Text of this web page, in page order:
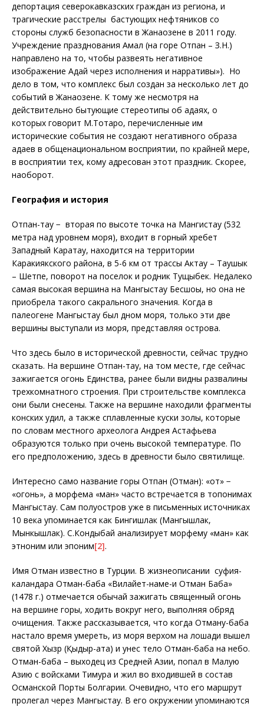
депортация северокавказских граждан из региона, и
трагические расстрелы бастующих нефтяников со
стороны служб безопасности в Жанаозене в 2011 году.
Учреждение празднования Амал (на горе Отпан – З.Н.)
направлено на то, чтобы развеять негативное
изображение Адай через исполнения и нарративы»). Но
дело в том, что комплекс был создан за несколько лет до
событий в Жанаозене. К тому же несмотря на
действительно бытующие стереотипы об адаях, о
которых говорит М.Тотаро, перечисленные им
исторические события не создают негативного образа
адаев в общенациональном восприятии, по крайней мере,
в восприятии тех, кому адресован этот праздник. Скорее,
наоборот.
География и история
Отпан-тау − вторая по высоте точка на Мангистау (532
метра над уровнем моря), входит в горный хребет
Западный Каратау, находится на территории
Каракиякского района, в 5-6 км от трассы Актау – Таушык
– Шетпе, поворот на поселок и родник Тущыбек. Недалеко
самая высокая вершина на Мангыстау Бесшоқы, но она не
приобрела такого сакрального значения. Когда в
палеогене Мангыстау был дном моря, только эти две
вершины выступали из моря, представляя острова.
Что здесь было в исторической древности, сейчас трудно
сказать. На вершине Отпан-тау, на том месте, где сейчас
зажигается огонь Единства, ранее были видны развалины
трехкомнатного строения. При строительстве комплекса
они были снесены. Также на вершине находили фрагменты
конских удил, а также сплавленные куски золы, которые
по словам местного археолога Андрея Астафьева
образуются только при очень высокой температуре. По
его предположению, здесь в древности было святилище.
Интересно само название горы Отпан (Отман): «от» −
«огонь», а морфема «ман» часто встречается в топонимах
Мангыстау. Сам полуостров уже в письменных источниках
10 века упоминается как Бингишлак (Мангышлак,
Мынкышлак). С.Кондыбай анализирует морфему «ман» как
этноним или эпоним[2].
Имя Отман известно в Турции. В жизнеописании суфия-
каландара Отман-баба «Вилайет-наме-и Отман Баба»
(1478 г.) отмечается обычай зажигать священный огонь
на вершине горы, ходить вокруг него, выполняя обряд
очищения. Также рассказывается, что когда Отману-баба
настало время умереть, из моря верхом на лошади вышел
святой Хызр (Қыдыр-ата) и унес тело Отман-баба на небо.
Отман-баба – выходец из Средней Азии, попал в Малую
Азию с войсками Тимура и жил во входившей в состав
Османской Порты Болгарии. Очевидно, что его маршрут
пролегал через Мангыстау. В его окружении упоминаются